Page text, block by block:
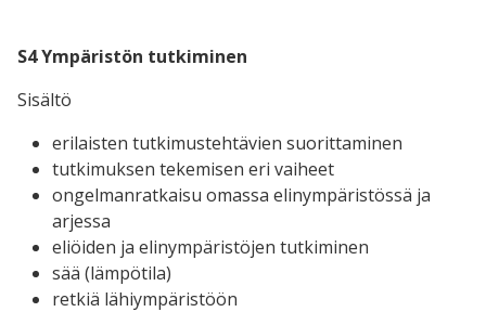
S4 Ympäristön tutkiminen
Sisältö
erilaisten tutkimustehtävien suorittaminen
tutkimuksen tekemisen eri vaiheet
ongelmanratkaisu omassa elinympäristössä ja
arjessa
eliöiden ja elinympäristöjen tutkiminen
sää (lämpötila)
retkiä lähiympäristöön